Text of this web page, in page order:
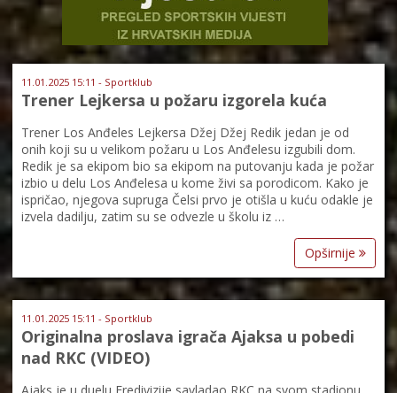
11.01.2025 15:11 - Sportklub
Trener Lejkersa u požaru izgorela kuća
Trener Los Anđeles Lejkersa Džej Džej Redik jedan je od
onih koji su u velikom požaru u Los Anđelesu izgubili dom.
Redik je sa ekipom bio sa ekipom na putovanju kada je požar
izbio u delu Los Anđelesa u kome živi sa porodicom. Kako je
ispričao, njegova supruga Čelsi prvo je otišla u kuću odakle je
izvela dadilju, zatim su se odvezle u školu iz …
Opširnije
11.01.2025 15:11 - Sportklub
Originalna proslava igrača Ajaksa u pobedi
nad RKC (VIDEO)
Ajaks je u duelu Eredivizije savladao RKC na svom stadionu